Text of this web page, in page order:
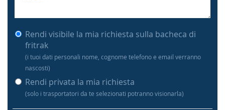
Rendi visibile la mia richiesta sulla bacheca di
fritrak
(i tuoi dati personali nome, cognome telefono e email verranno
nascosti)
Rendi privata la mia richiesta
(solo i trasportatori da te selezionati potranno visionarla)